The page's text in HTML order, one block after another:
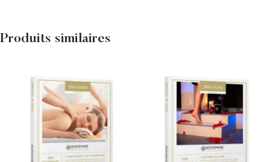
Produits similaires